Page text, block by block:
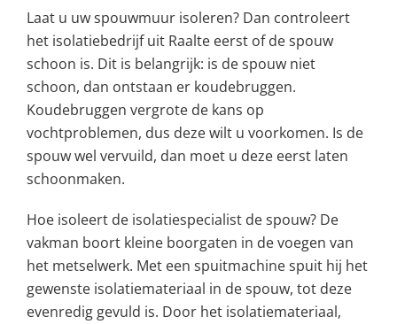
Laat u uw spouwmuur isoleren? Dan controleert
het isolatiebedrijf uit Raalte eerst of de spouw
schoon is. Dit is belangrijk: is de spouw niet
schoon, dan ontstaan er koudebruggen.
Koudebruggen vergrote de kans op
vochtproblemen, dus deze wilt u voorkomen. Is de
spouw wel vervuild, dan moet u deze eerst laten
schoonmaken.
Hoe isoleert de isolatiespecialist de spouw? De
vakman boort kleine boorgaten in de voegen van
het metselwerk. Met een spuitmachine spuit hij het
gewenste isolatiemateriaal in de spouw, tot deze
evenredig gevuld is. Door het isolatiemateriaal,